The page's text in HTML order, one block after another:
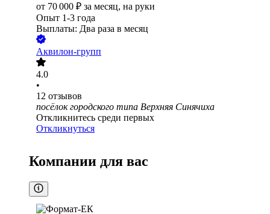
от 70 000 ₽ за месяц, на руки
Опыт 1-3 года
Выплаты: Два раза в месяц
Аквилон-групп
4.0
•
12 отзывов
посёлок городского типа Верхняя Синячиха
Откликнитесь среди первых
Откликнуться
Компании для вас